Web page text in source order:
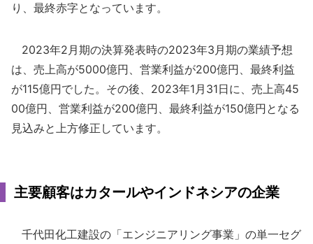
り、最終赤字となっています。
2023年2月期の決算発表時の2023年3月期の業績予想
は、売上高が5000億円、営業利益が200億円、最終利益
が115億円でした。その後、2023年1月31日に、売上高45
00億円、営業利益が200億円、最終利益が150億円となる
見込みと上方修正しています。
主要顧客はカタールやインドネシアの企業
千代田化工建設の「エンジニアリング事業」の単一セグ